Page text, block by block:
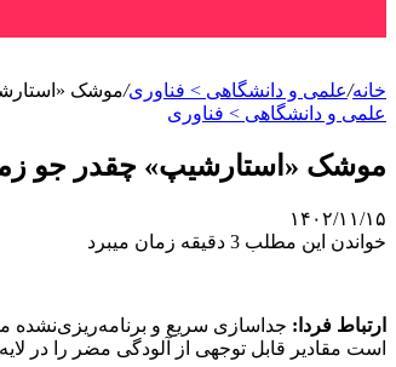
خانه/علمی‌ و دانشگاهی > فناوری/موشک
علمی‌ و دانشگاهی > فناوری
موشک «استارشیپ» چقدر جو
۱۴۰۲/۱۱/۱۵
خواندن این مطلب 3 دقیقه زمان میبرد
ارتباط فردا:
است مقادیر قابل توجهی از آلودگی مضر را در